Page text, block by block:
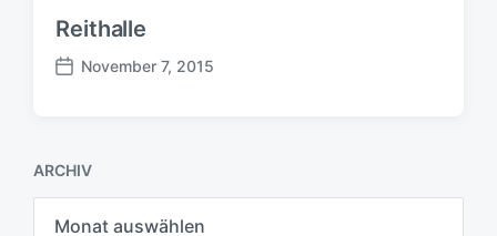
Reithalle
B
r
g
November 7, 2015
ARCHIV